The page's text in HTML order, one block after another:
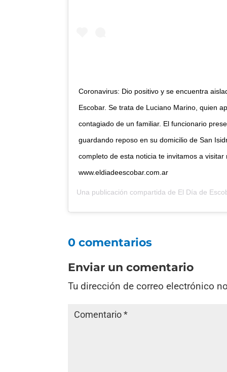
Coronavirus: Dio positivo y se encuentra
Escobar. Se trata de Luciano Marino, quien
contagiado de un familiar. El funcionario
guardando reposo en su domicilio de San
completo de esta noticia te invitamos a visitar
www.eldiadeescobar.com.ar
Una publicación compartida de El Día de
0 comentarios
Enviar un comentario
Tu dirección de correo electrónico